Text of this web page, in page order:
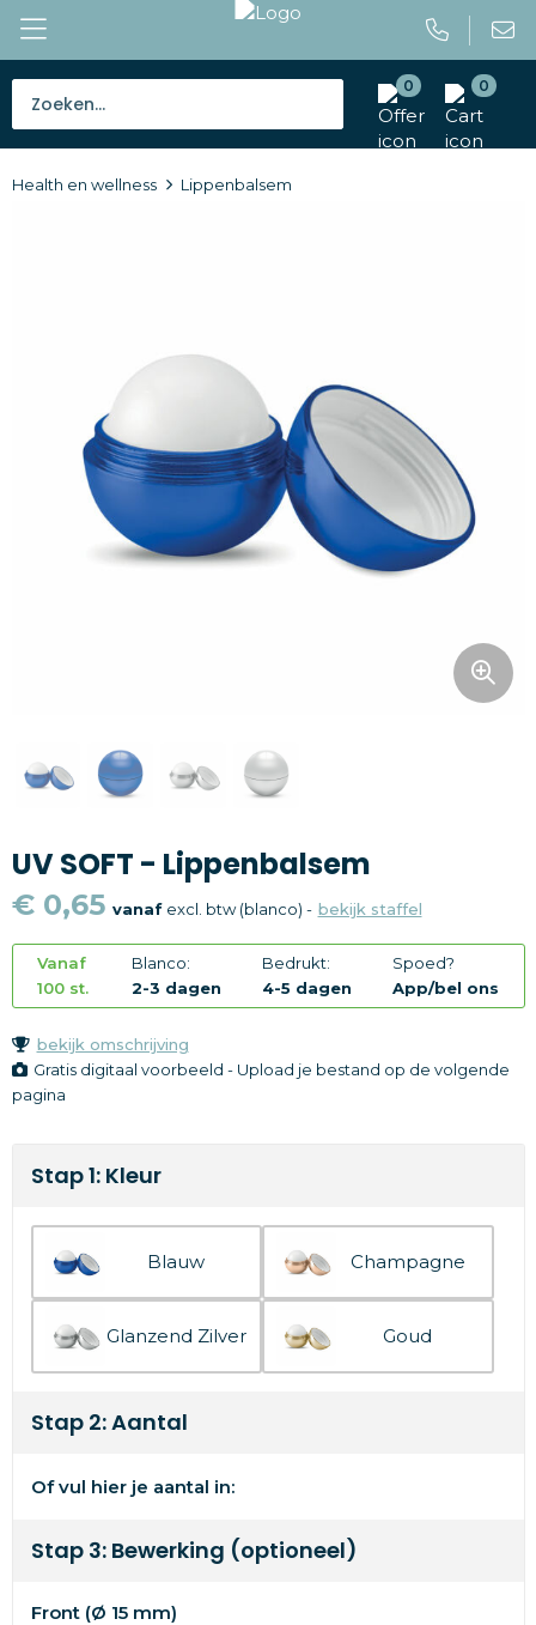
0 0
Tassen
Paraplu's
Outdoor en vrije tijd
Gereedschap en veiligheid
Kantoorartikelen
Gadgets
Textiel
Thema
Merken
Health en wellness Lippenbalsem
UV SOFT - Lippenbalsem
€ 0,65 vanafexcl. btw (blanco) - bekijk staffel
Vanaf
100 st.
Blanco:
2-3 dagen
Bedrukt:
4-5 dagen
Spoed?
App/bel ons
bekijk omschrijving
Gratis digitaal voorbeeld - Upload je bestand op de volgende
pagina
Stap 1: Kleur
Blauw Champagne
Glanzend Zilver Goud
Stap 2: Aantal
Of vul hier je aantal in:
Stap 3: Bewerking (optioneel)
Front (Ø 15 mm)